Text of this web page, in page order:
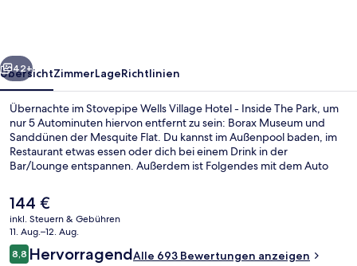
The
Park
Weiter
42+
ÜbersichtZimmerLageRichtlinien
Übernachte im Stovepipe Wells Village Hotel - Inside The Park, um
nur 5 Autominuten hiervon entfernt zu sein: Borax Museum und
Sanddünen der Mesquite Flat. Du kannst im Außenpool baden, im
Restaurant etwas essen oder dich bei einem Drink in der
Bar/Lounge entspannen. Außerdem ist Folgendes mit dem Auto
Der
aktuelle
Preis
beträgt
144 €.
144 €
inkl. Steuern & Gebühren
11. Aug.–12. Aug.
Bewertungen
8,88,8 von 10.
HervorragendAlle 693 Bewertungen anzeigen